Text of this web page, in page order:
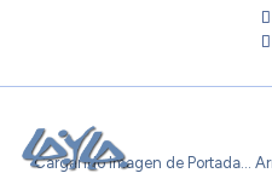
Cargando Imagen de Portada...